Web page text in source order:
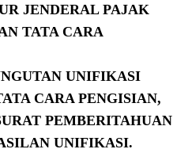
JENDERAL PAJAK
TATA CARA
UNIFIKASI
CARA PENGISIAN,
PEMBERITAHUAN
UNIFIKASI.